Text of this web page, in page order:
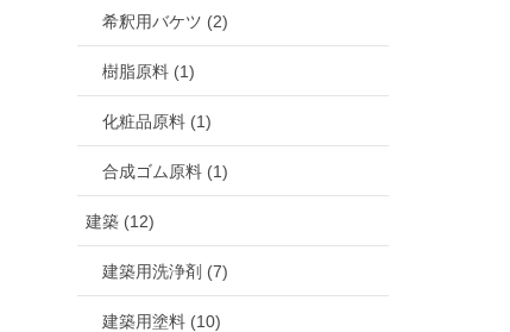
希釈用バケツ (2)
樹脂原料 (1)
化粧品原料 (1)
合成ゴム原料 (1)
建築 (12)
建築用洗浄剤 (7)
建築用塗料 (10)